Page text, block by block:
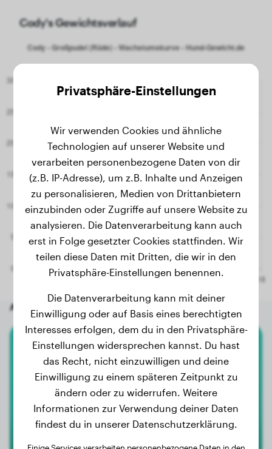
Cody's Gewichtsverlauf
Andere zufällige Hunde
American Staffordshire Terrier
UROS
1
Privatsphäre-Einstellungen
Wir verwenden Cookies und ähnliche
Technologien auf unserer Website und
verarbeiten personenbezogene Daten von dir
(z.B. IP-Adresse), um z.B. Inhalte und Anzeigen
zu personalisieren, Medien von Drittanbietern
einzubinden oder Zugriffe auf unsere Website zu
analysieren. Die Datenverarbeitung kann auch
erst in Folge gesetzter Cookies stattfinden. Wir
teilen diese Daten mit Dritten, die wir in den
Privatsphäre-Einstellungen benennen.
Die Datenverarbeitung kann mit deiner
Einwilligung oder auf Basis eines berechtigten
Interesses erfolgen, dem du in den Privatsphäre-
Einstellungen widersprechen kannst. Du hast
das Recht, nicht einzuwilligen und deine
Einwilligung zu einem späteren Zeitpunkt zu
ändern oder zu widerrufen. Weitere
Informationen zur Verwendung deiner Daten
findest du in unserer Datenschutzerklärung.